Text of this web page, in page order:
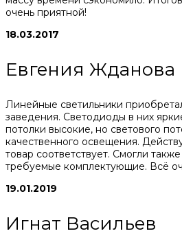
очень приятной!
18.03.2017
Евгения Жданова
Линейные светильники
заведения. Светодиоды в них
потолки высокие, но светового
качественного освещения.
товар соответствует. Смогли также
требуемые комплектующие. Всё
19.01.2019
Игнат Васильев